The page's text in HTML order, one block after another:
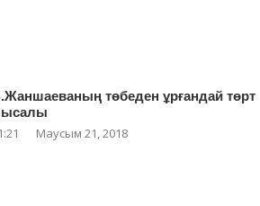
төбеден ұрғандай төрт
Маусым 21, 2018